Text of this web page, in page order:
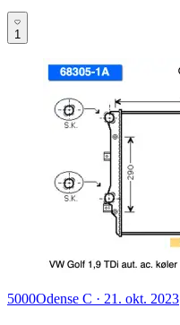
1
5000Odense C · 21. okt. 2023